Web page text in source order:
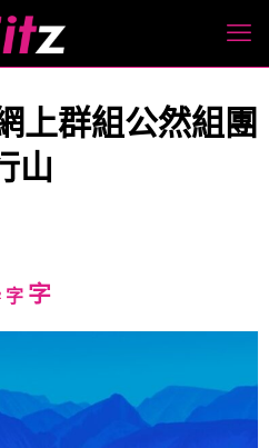
上群組公然組團
山
Decrease
字Reset
字Increase